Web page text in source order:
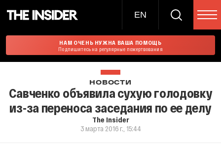
EN
НАМ ОЧЕНЬ НУЖНА ВАША ПОМОЩЬ
Подпишитесь на регулярные пожертвования
НОВОСТИ
Савченко объявила сухую голодовку
из-за переноса заседания по ее делу
The Insider
3 марта 2016 г., 15:44